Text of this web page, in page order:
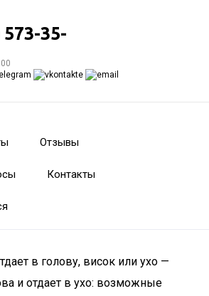
573-35-
Отзывы
Контакты
в голову, висок или ухо —
и отдает в ухо: возможные